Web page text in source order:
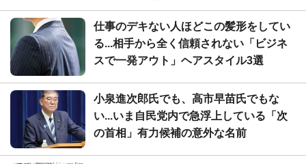
仕事のデキない人ほどこの髪形をしてい
る...相手から全く信頼されない「ビジネ
スで一発アウト」ヘアスタイル3選
小泉進次郎氏でも、高市早苗氏でもな
い...いま自民党内で急浮上している「次
の首相」有力候補の意外な名前